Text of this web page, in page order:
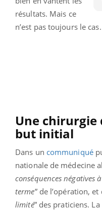
résultats. Mais ce
n’est pas toujours le cas.
Une chirurgie
but initial
Dans un communiqué
nationale de médecine
conséquences négatives
terme” de l’opération, et
limité” des praticiens.